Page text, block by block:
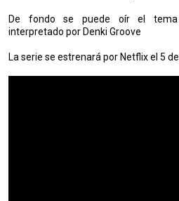
De fondo se puede oír el tema
interpretado por Denki Groove
La serie se estrenará por Netflix el 5